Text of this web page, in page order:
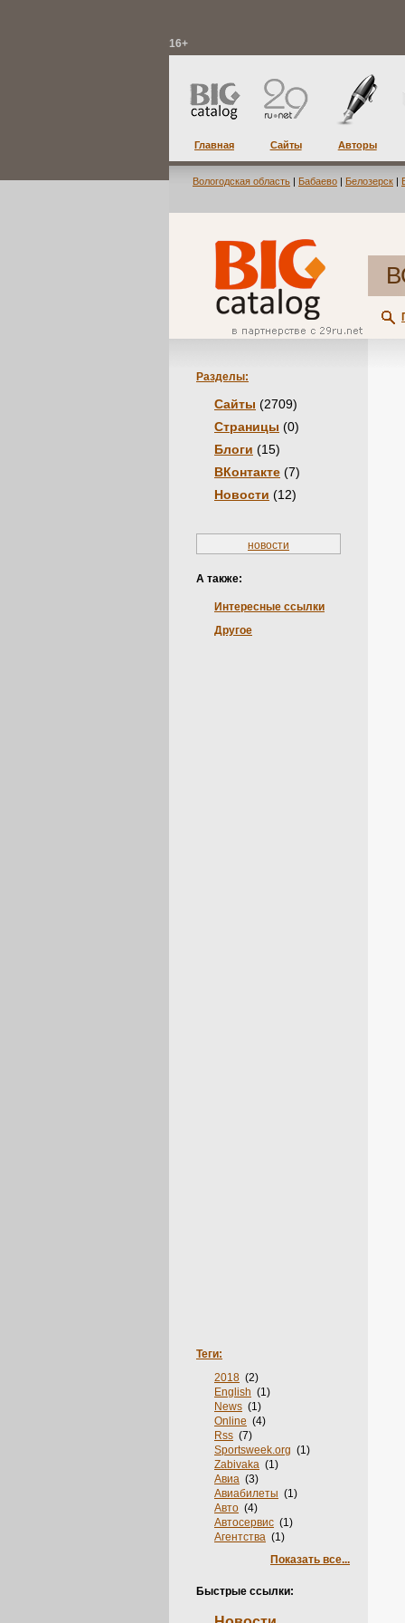
16+
Главная Сайты Авторы
Вологодская область | Бабаево | Белозерск |
Разделы:
Сайты (2709)
Страницы (0)
Блоги (15)
ВКонтакте (7)
Новости (12)
новости
А также:
Интересные ссылки
Другое
Теги:
2018 (2)
English (1)
News (1)
Online (4)
Rss (7)
Sportsweek.org (1)
Zabivaka (1)
Авиа (3)
Авиабилеты (1)
Авто (4)
Автосервис (1)
Агентства (1)
Аренда(3)
Показать все...
Быстрые ссылки: